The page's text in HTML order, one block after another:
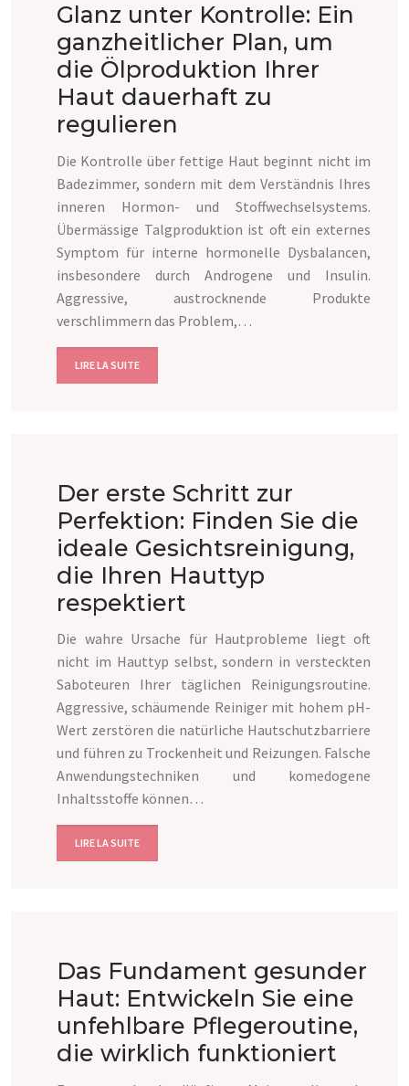
Glanz unter Kontrolle: Ein
ganzheitlicher Plan, um
die Ölproduktion Ihrer
Haut dauerhaft zu
regulieren
Die Kontrolle über fettige Haut beginnt nicht im
Badezimmer, sondern mit dem Verständnis Ihres
inneren Hormon- und Stoffwechselsystems.
Übermässige Talgproduktion ist oft ein externes
Symptom für interne hormonelle Dysbalancen,
insbesondere durch Androgene und Insulin.
Aggressive, austrocknende Produkte
verschlimmern das Problem,…
LIRE LA SUITE
Der erste Schritt zur
Perfektion: Finden Sie die
ideale Gesichtsreinigung,
die Ihren Hauttyp
respektiert
Die wahre Ursache für Hautprobleme liegt oft
nicht im Hauttyp selbst, sondern in versteckten
Saboteuren Ihrer täglichen Reinigungsroutine.
Aggressive, schäumende Reiniger mit hohem pH-
Wert zerstören die natürliche Hautschutzbarriere
und führen zu Trockenheit und Reizungen. Falsche
Anwendungstechniken und komedogene
Inhaltsstoffe können…
LIRE LA SUITE
Das Fundament gesunder
Haut: Entwickeln Sie eine
unfehlbare Pflegeroutine,
die wirklich funktioniert